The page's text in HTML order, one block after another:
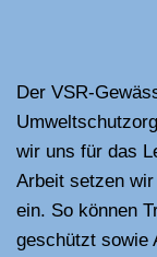
Der VSR-
wir uns für das
Arbeit setzen
ein. So können
geschützt sowie